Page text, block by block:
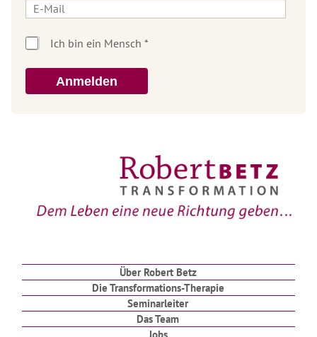
Anmelden
Über Robert Betz
Die Transformations-Therapie
Seminarleiter
Das Team